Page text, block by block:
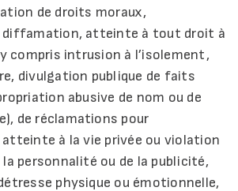
de droits moraux,
atteinte à tout droit à
compris intrusion à l’isolement,
divulgation publique de faits
abusive de nom ou de
de réclamations pour
à la vie privée ou violation
personnalité ou de la publicité,
physique ou émotionnelle,